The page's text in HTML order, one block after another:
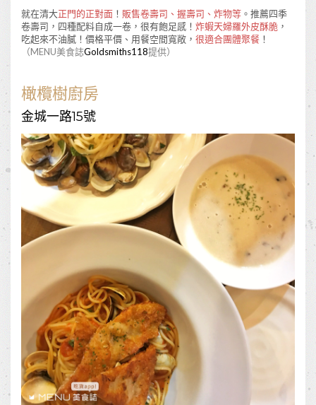
就在清大正門的正對面 ！ 販售卷壽司、握壽司、炸物等 。推薦四季
卷壽司，四種配料自成一卷，很有飽足感！ 炸蝦天婦羅外皮酥脆 ，
吃起來不油膩！價格平價、用餐空間寬敞， 很適合團體聚餐 ！
（MENU美食誌Goldsmiths118提供）
橄欖樹廚房
金城一路15號